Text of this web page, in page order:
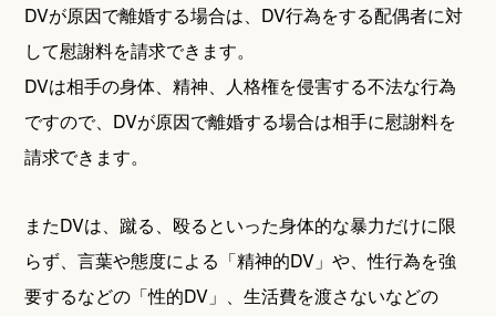
DVが原因で離婚する場合は、DV行為をする配偶者に対
して慰謝料を請求できます。
DVは相手の身体、精神、人格権を侵害する不法な行為
ですので、DVが原因で離婚する場合は相手に慰謝料を
請求できます。
またDVは、蹴る、殴るといった身体的な暴力だけに限
らず、言葉や態度による「精神的DV」や、性行為を強
要するなどの「性的DV」、生活費を渡さないなどの